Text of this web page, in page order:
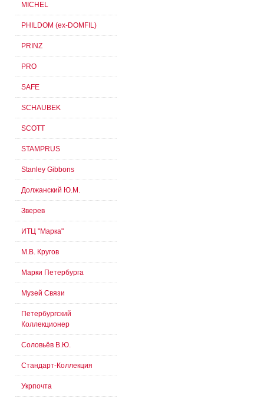
MICHEL
PHILDOM (ex-DOMFIL)
PRINZ
PRO
SAFE
SCHAUBEK
SCOTT
STAMPRUS
Stanley Gibbons
Должанский Ю.М.
Зверев
ИТЦ "Марка"
М.В. Кругов
Марки Петербурга
Музей Связи
Петербургский
Коллекционер
Соловьёв В.Ю.
Стандарт-Коллекция
Укрпочта